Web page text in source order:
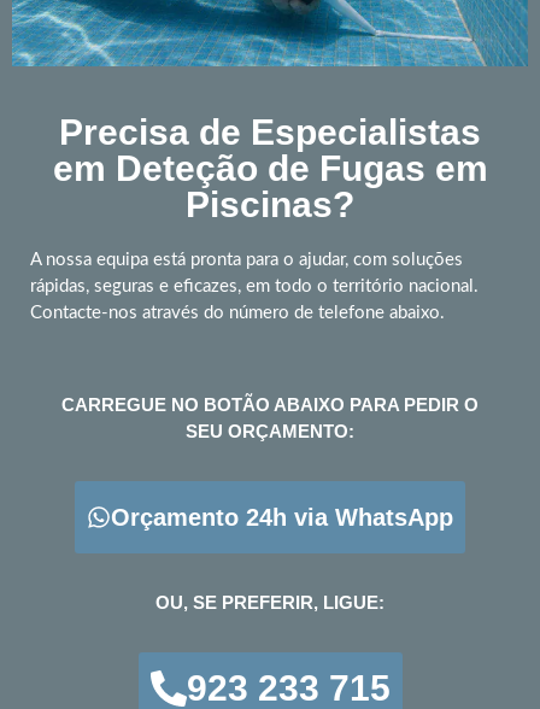
Precisa de Especialistas
em Deteção de Fugas em
Piscinas?
A nossa equipa está pronta para o ajudar, com soluções
rápidas, seguras e eficazes, em todo o território nacional.
Contacte-nos através do número de telefone abaixo.
CARREGUE NO BOTÃO ABAIXO PARA PEDIR O
SEU ORÇAMENTO:
Orçamento 24h via WhatsApp
OU, SE PREFERIR, LIGUE:
923 233 715